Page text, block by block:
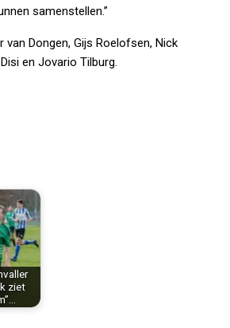
samenstellen.”
van Dongen, Gijs Roelofsen, Nick
en Jovario Tilburg.
ziet